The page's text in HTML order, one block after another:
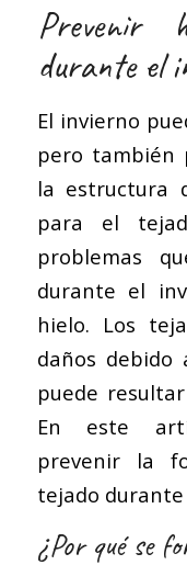
Prevenir
durante el
El invierno
pero también
la estructura
para el
problemas
durante el
hielo. Los
daños debido
puede
En este
prevenir la
tejado
¿Por qué se